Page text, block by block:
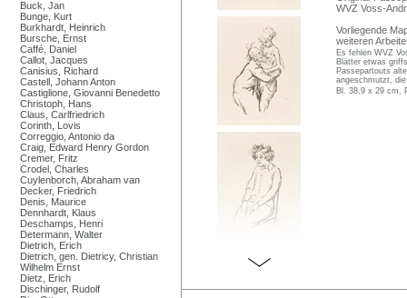
Buck, Jan
Bunge, Kurt
Burkhardt, Heinrich
Bursche, Ernst
Caffé, Daniel
Callot, Jacques
Canisius, Richard
Castell, Johann Anton
Castiglione, Giovanni Benedetto
Christoph, Hans
Claus, Carlfriedrich
Corinth, Lovis
Correggio, Antonio da
Craig, Edward Henry Gordon
Cremer, Fritz
Crodel, Charles
Cuylenborch, Abraham van
Decker, Friedrich
Denis, Maurice
Dennhardt, Klaus
Deschamps, Henri
Determann, Walter
Dietrich, Erich
Dietrich, gen. Dietricy, Christian
Wilhelm Ernst
Dietz, Erich
Dischinger, Rudolf
WVZ Voss-
Vorliegende
weiteren
Es fehlen WVZ
Blätter etwas
Passepartouts
angeschmutzt,
Bl. 38,9 x 29 cm,